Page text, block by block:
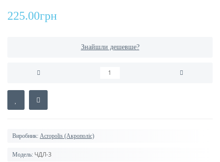
225.00грн
Знайшли дешевше?
Виробник: Acropolis (Акрополіс)
Модель: ЧДЛ-3